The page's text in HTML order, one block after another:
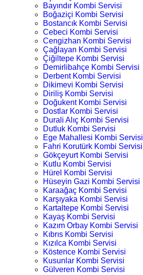
Bayındır Kombi Servisi
Boğaziçi Kombi Servisi
Bostancık Kombi Servisi
Cebeci Kombi Servisi
Cengizhan Kombi Servisi
Çağlayan Kombi Servisi
Çiğiltepe Kombi Servisi
Demirlibahçe Kombi Servisi
Derbent Kombi Servisi
Dikimevi Kombi Servisi
Diriliş Kombi Servisi
Doğukent Kombi Servisi
Dostlar Kombi Servisi
Durali Alıç Kombi Servisi
Dutluk Kombi Servisi
Ege Mahallesi Kombi Servisi
Fahri Korutürk Kombi Servisi
Gökçeyurt Kombi Servisi
Kutlu Kombi Servisi
Hürel Kombi Servisi
Hüseyin Gazi Kombi Servisi
Karaağaç Kombi Servisi
Karşıyaka Kombi Servisi
Kartaltepe Kombi Servisi
Kayaş Kombi Servisi
Kazım Orbay Kombi Servisi
Kıbrıs Kombi Servisi
Kızılca Kombi Servisi
Köstence Kombi Servisi
Kusunlar Kombi Servisi
Gülveren Kombi Servisi